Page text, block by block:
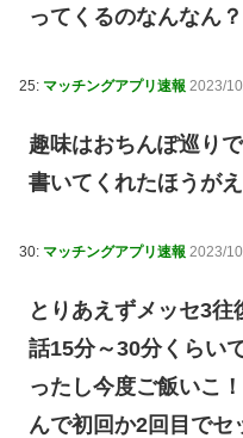
ってくるのなんなん？
25: マッチングアプリ速報 2023/
趣味はおちんぽ巡り
書いてくれたほうが
30: マッチングアプリ速報 2023/
とりあえずメッセ3
話15分～30分くらい
ったし今度ご飯いこ
んで初回か2回目でセ